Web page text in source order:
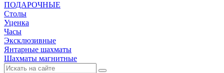
ПОДАРОЧНЫЕ
Столы
Уценка
Часы
Эксклюзивные
Янтарные шахматы
Шахматы магнитные